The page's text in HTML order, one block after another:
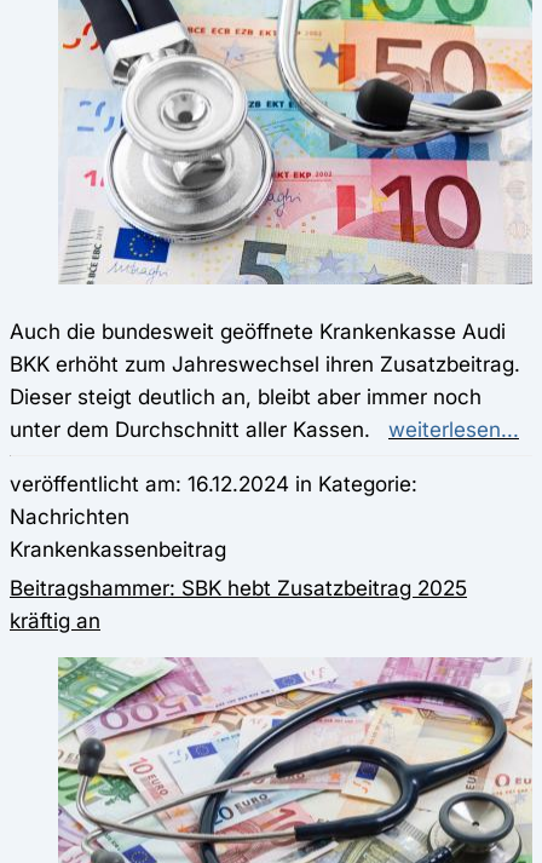
Auch die bundesweit geöffnete Krankenkasse Audi
BKK erhöht zum Jahreswechsel ihren Zusatzbeitrag.
Dieser steigt deutlich an, bleibt aber immer noch
unter dem Durchschnitt aller Kassen. weiterlesen...
veröffentlicht am: 16.12.2024 in Kategorie:
Nachrichten
Krankenkassenbeitrag
Beitragshammer: SBK hebt Zusatzbeitrag 2025
kräftig an